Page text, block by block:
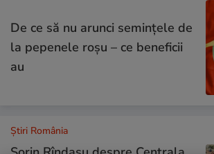
De ce să nu arunci semințele de
la pepenele roșu – ce beneficii
au
Știri România